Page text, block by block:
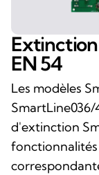
EN 54
Les modèles
SmartLine036/
d'extinction